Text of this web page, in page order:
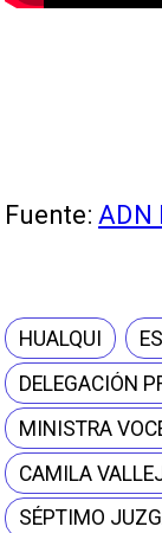
Fuente: ADN
HUALQUI
DELEGACIÓN
MINISTRA
CAMILA
SÉPTIMO